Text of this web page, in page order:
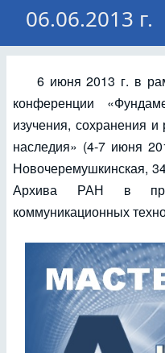
06.06.2013 г.
6 июня 2013 г. в
конференции
изучения, сохранения и
наследия» (4-7 июня
Новочеремушкинская,
Архива РАН в
коммуникационных